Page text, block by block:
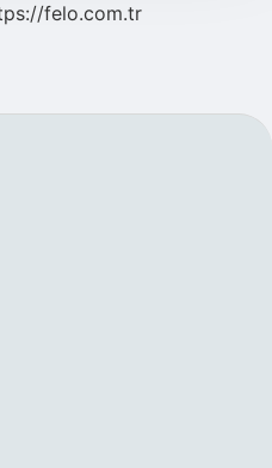
felo.com.tr